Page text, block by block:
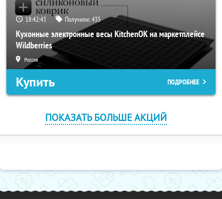
18:42:43 Получили:435
Кухонные электронные весы KitchenOK на маркетплейсе
Wildberries
Россия
Купить ПОДРОБНЕЕ
ПОКАЗАТЬ БОЛЬШЕ АКЦИЙ